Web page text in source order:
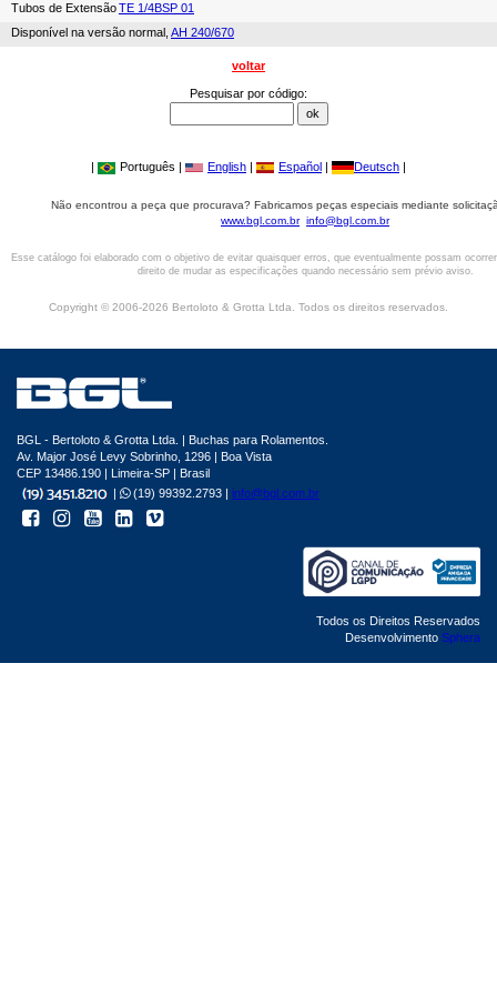
Tubos de ExtensãoTE 1/4BSP 01
Disponível na versão normal, AH 240/670
voltar
Pesquisar por código:
| Português | English | Español | Deutsch |
Não encontrou a peça que procurava? Fabricamos peças especiais mediante
www.bgl.com.br info@bgl.com.br
Esse catálogo foi elaborado com o objetivo de evitar quaisquer erros, que eventualmente possam
direito de mudar as especificações quando necessário sem prévio aviso.
Copyright © 2006-2026 Bertoloto & Grotta Ltda. Todos os direitos reservados.
BGL - Bertoloto & Grotta Ltda. | Buchas para Rolamentos.
Av. Major José Levy Sobrinho, 1296 | Boa Vista
CEP 13486.190 | Limeira-SP | Brasil
|
(19) 99392.2793 | info@bgl.com.br
Todos os Direitos Reservados
Desenvolvimento Sphera